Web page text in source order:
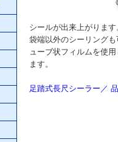
シールが出来上がります
袋端以外のシーリング
ューブ状フィルムを使
ます。
足踏式長尺シーラー／